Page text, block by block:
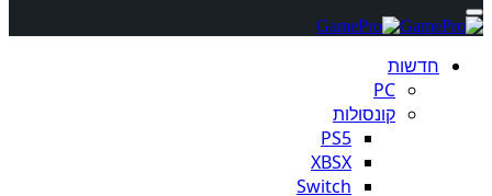
חדשות
PC
קונסולות
PS5
XBSX
Switch